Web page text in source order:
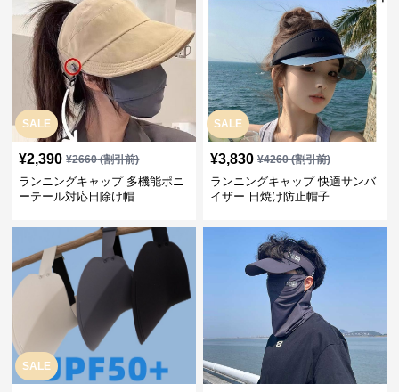
SALE
¥2,390 ¥2660(割引前)
ランニングキャップ 多機能ポニ
ーテール対応日除け帽
SALE
¥3,830 ¥4260(割引前)
ランニングキャップ 快適サンバ
イザー 日焼け防止帽子
SALE